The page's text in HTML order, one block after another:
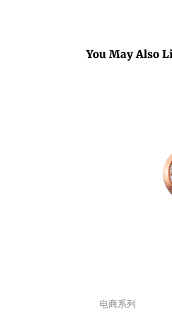
You May Also
电商系列